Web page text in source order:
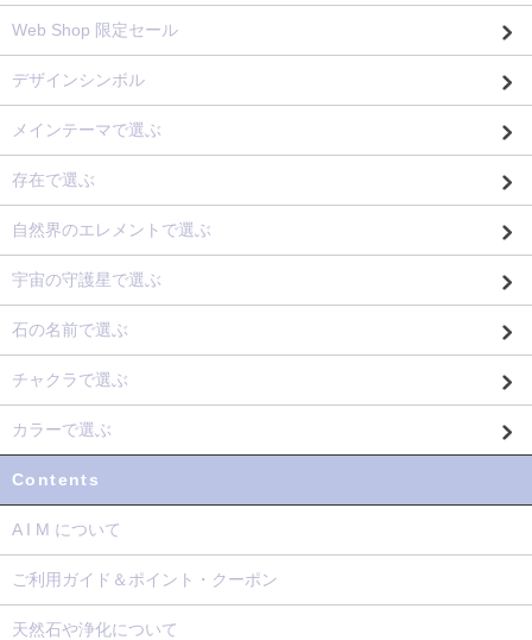
Web Shop 限定セール
デザインシンボル
メインテーマで選ぶ
存在で選ぶ
自然界のエレメントで選ぶ
宇宙の守護星で選ぶ
石の名前で選ぶ
チャクラで選ぶ
カラーで選ぶ
Contents
A I M について
ご利用ガイド＆ポイント・クーポン
天然石や浄化について